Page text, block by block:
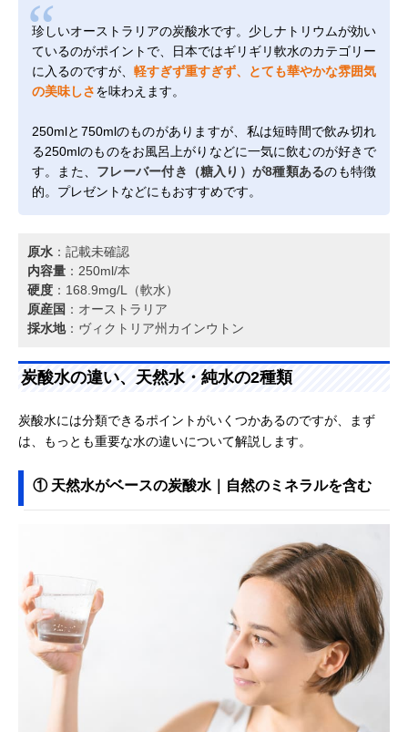
珍しいオーストラリアの炭酸水です。少しナトリウムが効い
ているのがポイントで、日本ではギリギリ軟水のカテゴリー
に入るのですが、 軽すぎず重すぎず、とても華やかな雰囲気
の美味しさを味わえます。
250mlと750mlのものがありますが、私は短時間で飲み切れ
る250mlのものをお風呂上がりなどに一気に飲むのが好きで
す。また、 フレーバー付き（糖入り）が8種類あるのも特徴
的。プレゼントなどにもおすすめです。
原水 ：記載未確認
内容量 ：250ml/本
硬度 ：168.9mg/L（軟水）
原産国 ：オーストラリア
採水地：ヴィクトリア州カインウトン
炭酸水の違い、天然水・純水の2種類
炭酸水には分類できるポイントがいくつかあるのですが、まず
は、もっとも重要な水の違いについて解説します。
① 天然水がベースの炭酸水｜自然のミネラルを含む